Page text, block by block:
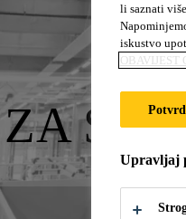
li saznati
iskustvo
OBAVIJEST
Upravljaj